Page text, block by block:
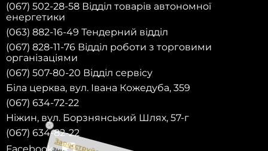
(067) 502-28-58 Відділ товарів автономної
енергетики
(063) 882-16-49 Тендерний відділ
(067) 828-11-76 Відділ роботи з торговими
організаціями
(067) 507-80-20 Відділ сервісу
Біла церква, вул. Івана Кожедуба, 359
(067) 634-72-22
Ніжин, вул. Борзнянський Шлях, 57-г
(067) 634-82-22